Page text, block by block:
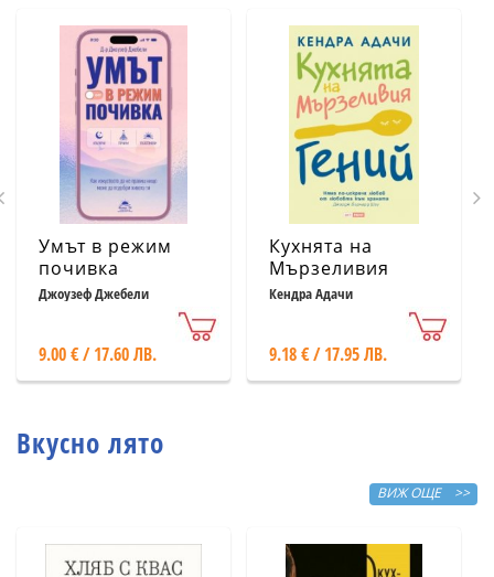
Умът в режим
почивка
Джоузеф Джебели
9.00 € / 17.60 ЛВ.
Кухнята на
Мързеливия
гений
Кендра Адачи
9.18 € / 17.95 ЛВ.
Вкусно лято
ВИЖ ОЩЕ >>